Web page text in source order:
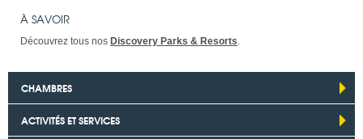
À SAVOIR
Découvrez tous nos Discovery Parks & Resorts.
CHAMBRES
ACTIVITÉS ET SERVICES